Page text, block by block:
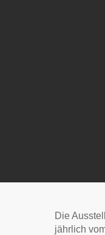
Die
jährlich